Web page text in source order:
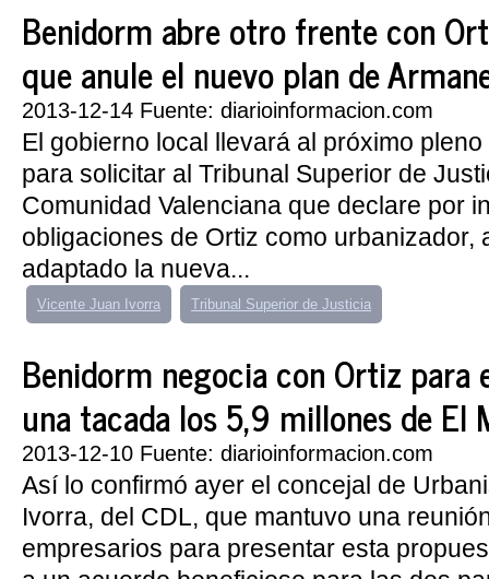
Benidorm abre otro frente con
que anule el nuevo plan de
2013-12-14 Fuente: diarioinformacion.com
El gobierno local llevará al próximo
para solicitar al Tribunal Superior de
Comunidad Valenciana que declare por
obligaciones de Ortiz como urbanizador,
adaptado la nueva...
Vicente Juan Ivorra Tribunal Superior de Justicia
Benidorm negocia con Ortiz para
una tacada los 5,9 millones de El
2013-12-10 Fuente: diarioinformacion.com
Así lo confirmó ayer el concejal de
Ivorra, del CDL, que mantuvo una
empresarios para presentar esta